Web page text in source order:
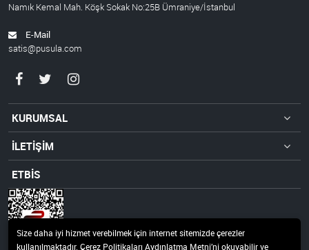
Namık Kemal Mah. Köşk Sokak No:25B Ümraniye/İstanbul
E-Mail
satis@pusula.com
KURUMSAL
İLETİŞİM
ETBİS
Size daha iyi hizmet verebilmek için internet sitemizde çerezler
kullanılmaktadır. Çerez Politikaları Aydınlatma Metni’ni okuyabilir ve